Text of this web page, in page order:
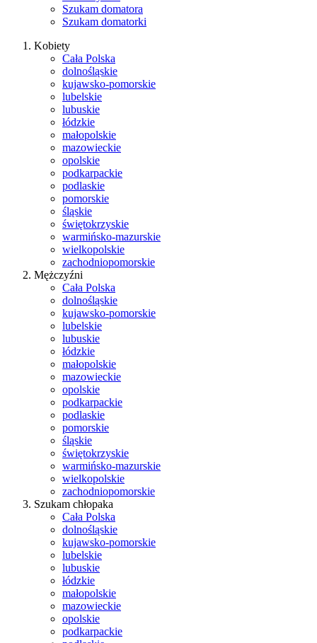
Szukam domatora
Szukam domatorki
Kobiety
Cała Polska
dolnośląskie
kujawsko-pomorskie
lubelskie
lubuskie
łódzkie
małopolskie
mazowieckie
opolskie
podkarpackie
podlaskie
pomorskie
śląskie
świętokrzyskie
warmińsko-mazurskie
wielkopolskie
zachodniopomorskie
Mężczyźni
Cała Polska
dolnośląskie
kujawsko-pomorskie
lubelskie
lubuskie
łódzkie
małopolskie
mazowieckie
opolskie
podkarpackie
podlaskie
pomorskie
śląskie
świętokrzyskie
warmińsko-mazurskie
wielkopolskie
zachodniopomorskie
Szukam chłopaka
Cała Polska
dolnośląskie
kujawsko-pomorskie
lubelskie
lubuskie
łódzkie
małopolskie
mazowieckie
opolskie
podkarpackie